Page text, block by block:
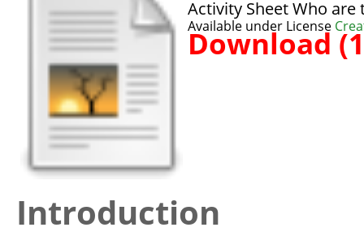
Activity Sheet Who
Available under License
Download
Introduction